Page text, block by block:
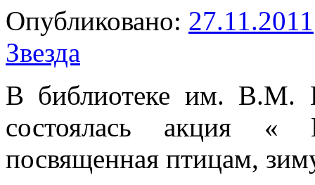
Опубликовано: 27.11.2011
Звезда
В библиотеке им. В.М.
состоялась акция
посвященная птицам,